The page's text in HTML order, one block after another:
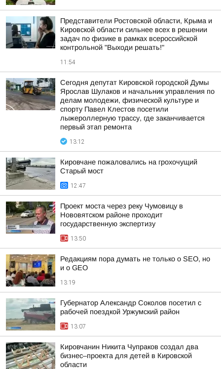
Представители Ростовской области, Крыма и
Кировской области сильнее всех в решении
задач по физике в рамках всероссийской
контрольной "Выходи решать!"
11:54
Сегодня депутат Кировской городской Думы
Ярослав Шулаков и начальник управления по
делам молодежи, физической культуре и
спорту Павел Клестов посетили
лыжероллерную трассу, где заканчивается
первый этап ремонта
13:12
Кировчане пожаловались на грохочущий
Старый мост
12:47
Проект моста через реку Чумовицу в
Нововятском районе проходит
государственную экспертизу
13:50
Редакциям пора думать не только о SEO, но
и о GEO
13:19
Губернатор Александр Соколов посетил с
рабочей поездкой Уржумский район
13:07
Кировчанин Никита Чупраков создал два
бизнес–проекта для детей в Кировской
области